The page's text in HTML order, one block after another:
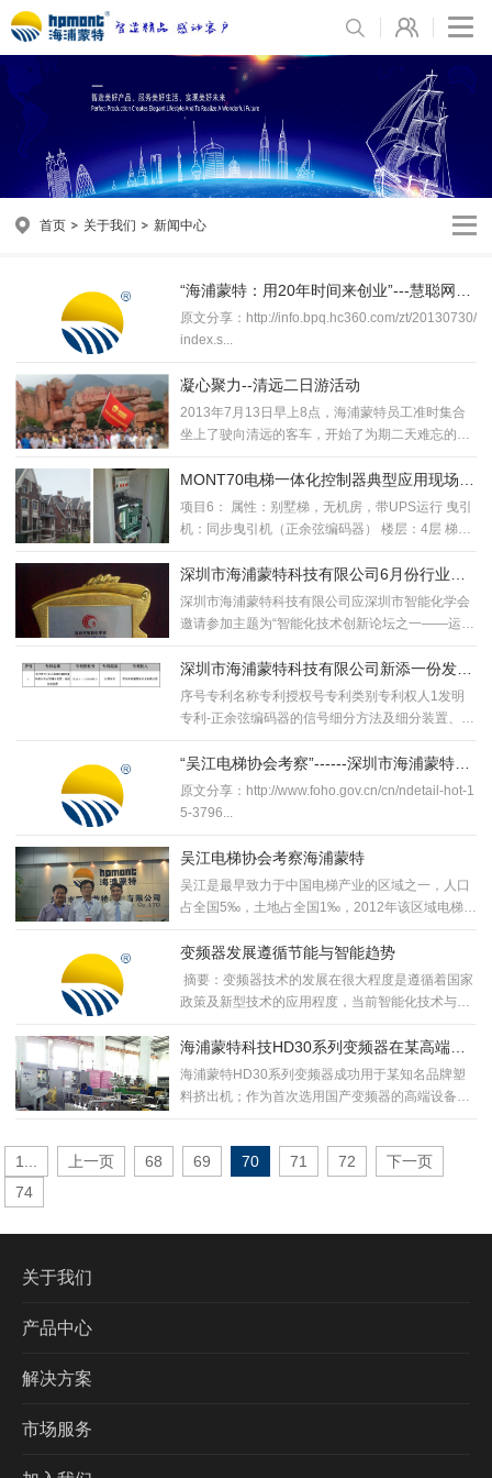
首页 关于我们 新闻中心
“海浦蒙特：用20年时间来创业”---慧聪网金
牌栏目《品牌故事》上的相关报道
原文分享：http://info.bpq.hc360.com/zt/20130730/
index.s...
凝心聚力--清远二日游活动
2013年7月13日早上8点，海浦蒙特员工准时集合
坐上了驶向清远的客车，开始了为期二天难忘的清
MONT70电梯一体化控制器典型应用现场展
示2
项目6： 属性：别墅梯，无机房，带UPS运行 曳引
机：同步曳引机（正余弦编码器） 楼层：4层 梯
深圳市海浦蒙特科技有限公司6月份行业活
动
深圳市海浦蒙特科技有限公司应深圳市智能化学会
邀请参加主题为“智能化技术创新论坛之一——运动
深圳市海浦蒙特科技有限公司新添一份发明
专利
序号专利名称专利授权号专利类别专利权人1发明
专利-正余弦编码器的信号细分方法及细分装置、电
“吴江电梯协会考察”------深圳市海浦蒙特科
技有限公司相关报道
原文分享：http://www.foho.gov.cn/cn/ndetail-hot-1
5-3796...
吴江电梯协会考察海浦蒙特
吴江是最早致力于中国电梯产业的区域之一，人口
占全国5‰，土地占全国1‰，2012年该区域电梯行
变频器发展遵循节能与智能趋势
摘要：变频器技术的发展在很大程度是遵循着国家
政策及新型技术的应用程度，当前智能化技术与
海浦蒙特科技HD30系列变频器在某高端塑
料挤出机上的应用
海浦蒙特HD30系列变频器成功用于某知名品牌塑
料挤出机；作为首次选用国产变频器的高端设备商
1... 上一页 68 69 70 71 72
下一页
74
关于我们
产品中心
解决方案
市场服务